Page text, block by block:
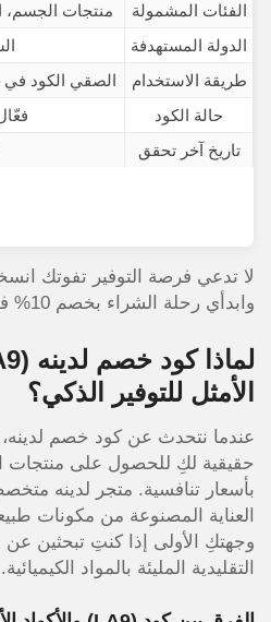
الفئات المشمولة
منتجات الجسم،
الدولة المستهدفة
طريقة الاستخدام
الصقي الكود في
حالة الكود
تاريخ آخر تحقق
وابدأي رحلة الشراء بخصم 10% فوري.
الأمثل للتوفير الذكي؟
عندما نتحدث عن كود خصم
حقيقية لكِ للحصول على منتجات
بأسعار تنافسية. متجر لدينه
العناية المصنوعة من مكونات
وجهتكِ الأولى إذا كنتِ تبحثين
التقليدية المليئة بالمواد الكيميائية.